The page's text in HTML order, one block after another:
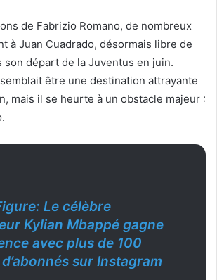
de Fabrizio Romano, de nombreux
à Juan Cuadrado, désormais libre de
son départ de la Juventus en juin.
semblait être une destination attrayante
mais il se heurte à un obstacle majeur :
Le célèbre
Kylian Mbappé gagne
avec plus de 100
sur Instagram